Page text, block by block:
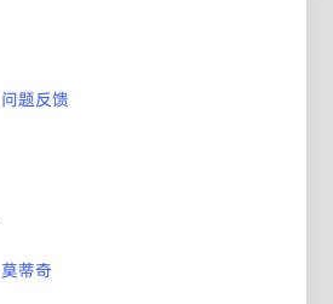
问题反馈
莫蒂奇